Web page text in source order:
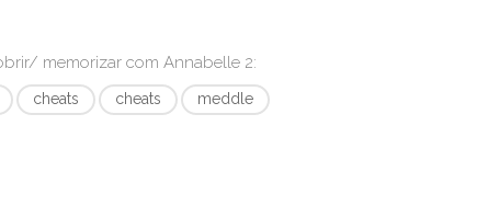
memorizar comAnnabelle 2:
cheats cheats
meddle